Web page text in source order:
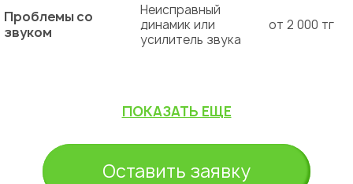
Проблемы со
звуком
Неисправный
динамик или
усилитель звука
от 2 000 тг
ПОКАЗАТЬ ЕЩЕ
Оставить заявку